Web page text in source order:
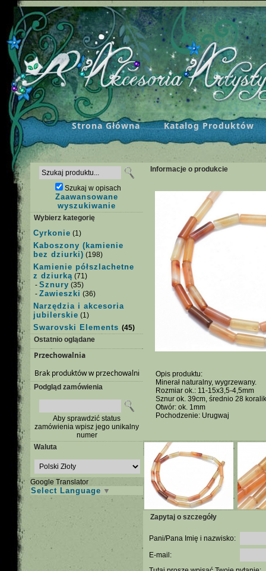
Strona Główna Katalog Produktów
Szukaj w opisach
Zaawansowane
wyszukiwanie
Wybierz kategorię
Cyrkonie (1)
Kaboszony (kamienie
bez dziurki) (198)
Kamienie półszlachetne
z dziurką (71)
- Sznury (35)
- Zawieszki (36)
Narzędzia i akcesoria
jubilerskie (1)
Swarovski Elements (45)
Ostatnio oglądane
Przechowalnia
Brak produktów w przechowalni
Podgląd zamówienia
Aby sprawdzić status
zamówienia wpisz jego unikalny
numer
Waluta
Google Translator
Select Language ▼
Informacje o produkcie
Opis produktu:
Minerał naturalny, wygrzewany.
Rozmiar ok.: 11-15x3,5-4,5mm
Sznur ok. 39cm, średnio 28
Otwór: ok. 1mm
Pochodzenie: Urugwaj
Zapytaj o szczegóły
Pani/Pana Imię i nazwisko:
E-mail: